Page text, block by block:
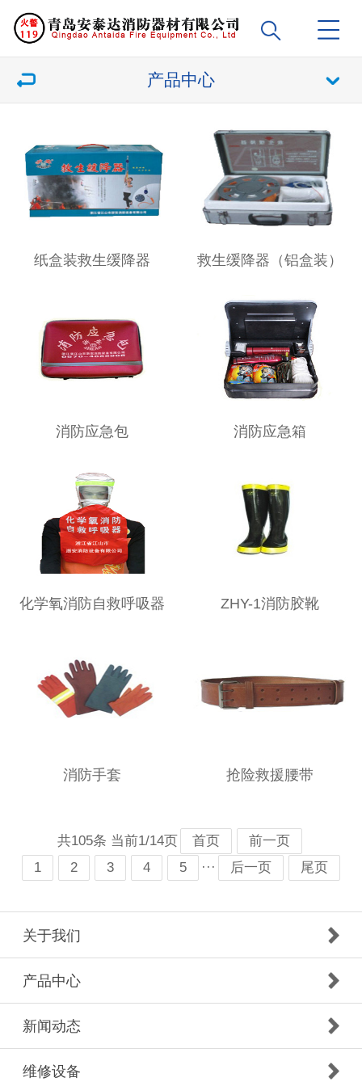
产品中心
纸盒装救生缓降器 救生缓降器（铝盒装）
消防应急包 消防应急箱
化学氧消防自救呼吸器 ZHY-1消防胶靴
消防手套 抢险救援腰带
共105条 当前1/14页 首页
前一页
1
2 3 4 5 ··· 后一页 尾页
关于我们
产品中心
新闻动态
维修设备